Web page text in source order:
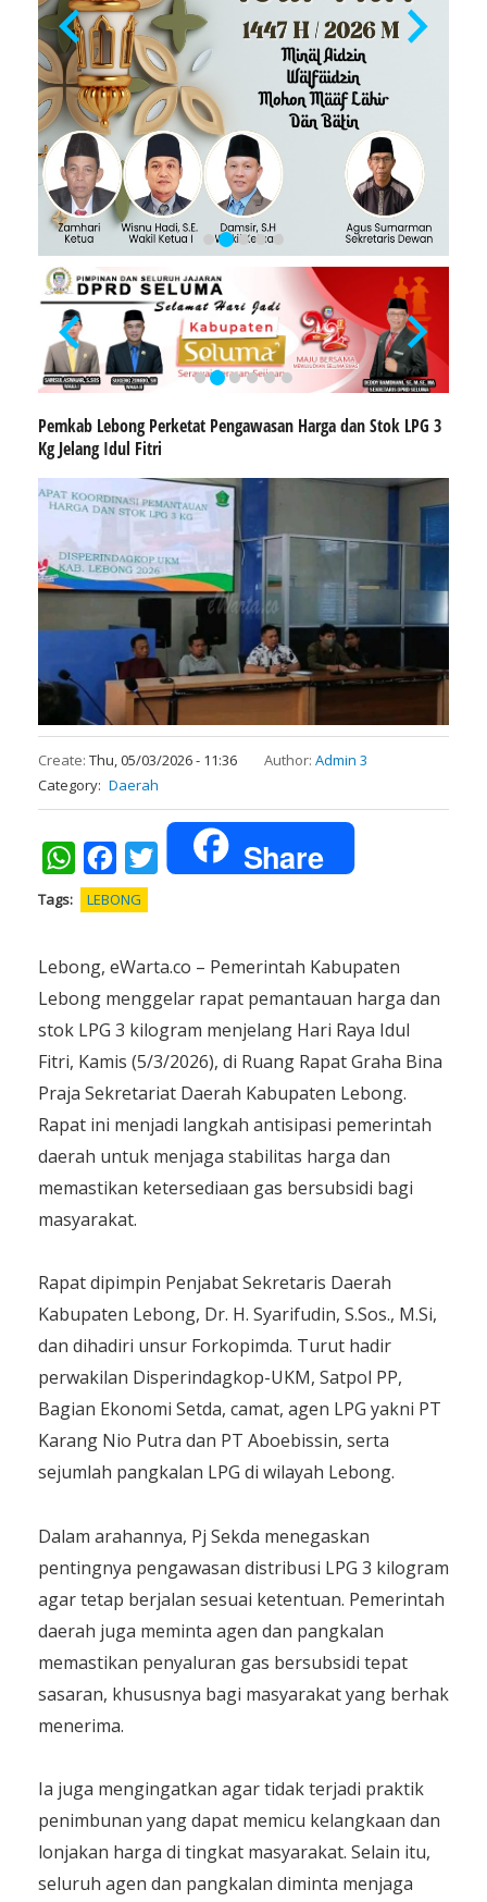
Pemkab Lebong Perketat Pengawasan Harga dan Stok LPG 3
Kg Jelang Idul Fitri
Create: Thu, 05/03/2026 - 11:36 Author: Admin 3
Category Daerah
WhatsAppFacebookTwitter Share
Tags LEBONG
Lebong, eWarta.co – Pemerintah Kabupaten
Lebong menggelar rapat pemantauan harga dan
stok LPG 3 kilogram menjelang Hari Raya Idul
Fitri, Kamis (5/3/2026), di Ruang Rapat Graha Bina
Praja Sekretariat Daerah Kabupaten Lebong.
Rapat ini menjadi langkah antisipasi pemerintah
daerah untuk menjaga stabilitas harga dan
memastikan ketersediaan gas bersubsidi bagi
masyarakat.
Rapat dipimpin Penjabat Sekretaris Daerah
Kabupaten Lebong, Dr. H. Syarifudin, S.Sos., M.Si,
dan dihadiri unsur Forkopimda. Turut hadir
perwakilan Disperindagkop-UKM, Satpol PP,
Bagian Ekonomi Setda, camat, agen LPG yakni PT
Karang Nio Putra dan PT Aboebissin, serta
sejumlah pangkalan LPG di wilayah Lebong.
Dalam arahannya, Pj Sekda menegaskan
pentingnya pengawasan distribusi LPG 3 kilogram
agar tetap berjalan sesuai ketentuan. Pemerintah
daerah juga meminta agen dan pangkalan
memastikan penyaluran gas bersubsidi tepat
sasaran, khususnya bagi masyarakat yang berhak
menerima.
Ia juga mengingatkan agar tidak terjadi praktik
penimbunan yang dapat memicu kelangkaan dan
lonjakan harga di tingkat masyarakat. Selain itu,
seluruh agen dan pangkalan diminta menjaga